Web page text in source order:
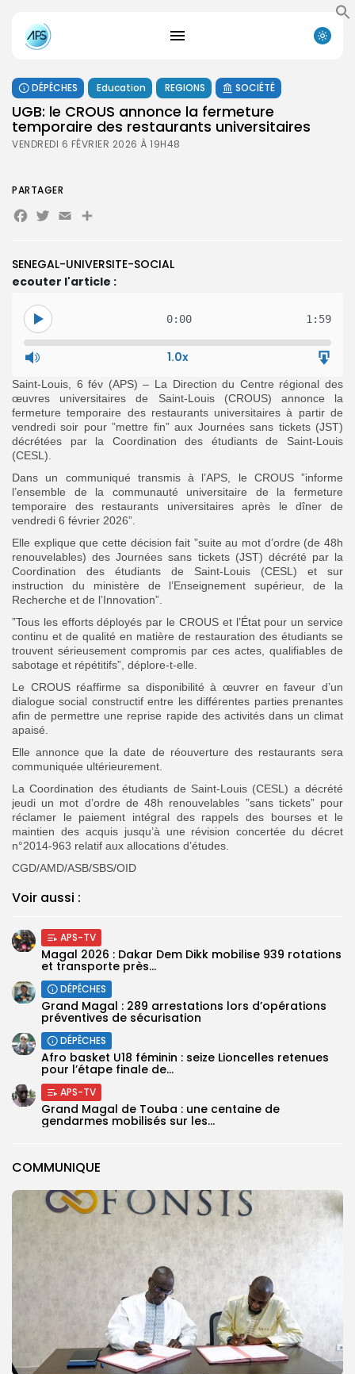
Search
for:
Search
Button
FR
DÉPÊCHES Education REGIONS SOCIÉTÉ
UGB: le CROUS annonce la fermeture
temporaire des restaurants universitaires
VENDREDI 6 FÉVRIER 2026 À 19H48
COMMUNIQUE
SENEGAL-UNIVERSITE-SOCIAL
ecouter l'article :
0:00 1:59
1.0x
Saint-Louis, 6 fév (APS) – La Direction du Centre régional des
œuvres universitaires de Saint-Louis (CROUS) annonce la
fermeture temporaire des restaurants universitaires à partir de
vendredi soir pour ”mettre fin” aux Journées sans tickets (JST)
décrétées par la Coordination des étudiants de Saint-Louis
(CESL).
Dans un communiqué transmis à l’APS, le CROUS ”informe
l’ensemble de la communauté universitaire de la fermeture
temporaire des restaurants universitaires après le dîner de
vendredi 6 février 2026”
Elle explique que cette décision fait ”suite au mot d’ordre (de 48h
renouvelables) des Journées sans tickets (JST) décrété par la
Coordination des étudiants de Saint-Louis (CESL) et sur
instruction du ministère de l’Enseignement supérieur, de la
Recherche et de l’Innovation”.
”Tous les efforts déployés par le CROUS et l’État pour un service
continu et de qualité en matière de restauration des étudiants se
trouvent sérieusement compromis par ces actes, qualifiables de
sabotage et répétitifs”, déplore-t-elle.
Le CROUS réaffirme sa disponibilité à œuvrer en faveur d’un
dialogue social constructif entre les différentes parties prenantes
afin de permettre une reprise rapide des activités dans un climat
apaisé.
Elle annonce que la date de réouverture des restaurants sera
communiquée ultérieurement.
La Coordination des étudiants de Saint-Louis (CESL) a décrété
jeudi un mot d’ordre de 48h renouvelables ”sans tickets” pour
réclamer le paiement intégral des rappels des bourses et le
maintien des acquis jusqu’à une révision concertée du décret
n°2014-963 relatif aux allocations d’études.
CGD/AMD/ASB/SBS/OID
Voir aussi :
APS-TV
Magal 2026 : Dakar Dem Dikk mobilise 939 rotations
et transporte près...
DÉPÊCHES
Grand Magal : 289 arrestations lors d’opérations
préventives de sécurisation
DÉPÊCHES
‎Afro basket U18 féminin : seize Lioncelles retenues
pour l’étape finale de...
APS-TV
Grand Magal de Touba : une centaine de
gendarmes mobilisés sur les...
PARTAGER
Facebook
Twitter
EmailPartager